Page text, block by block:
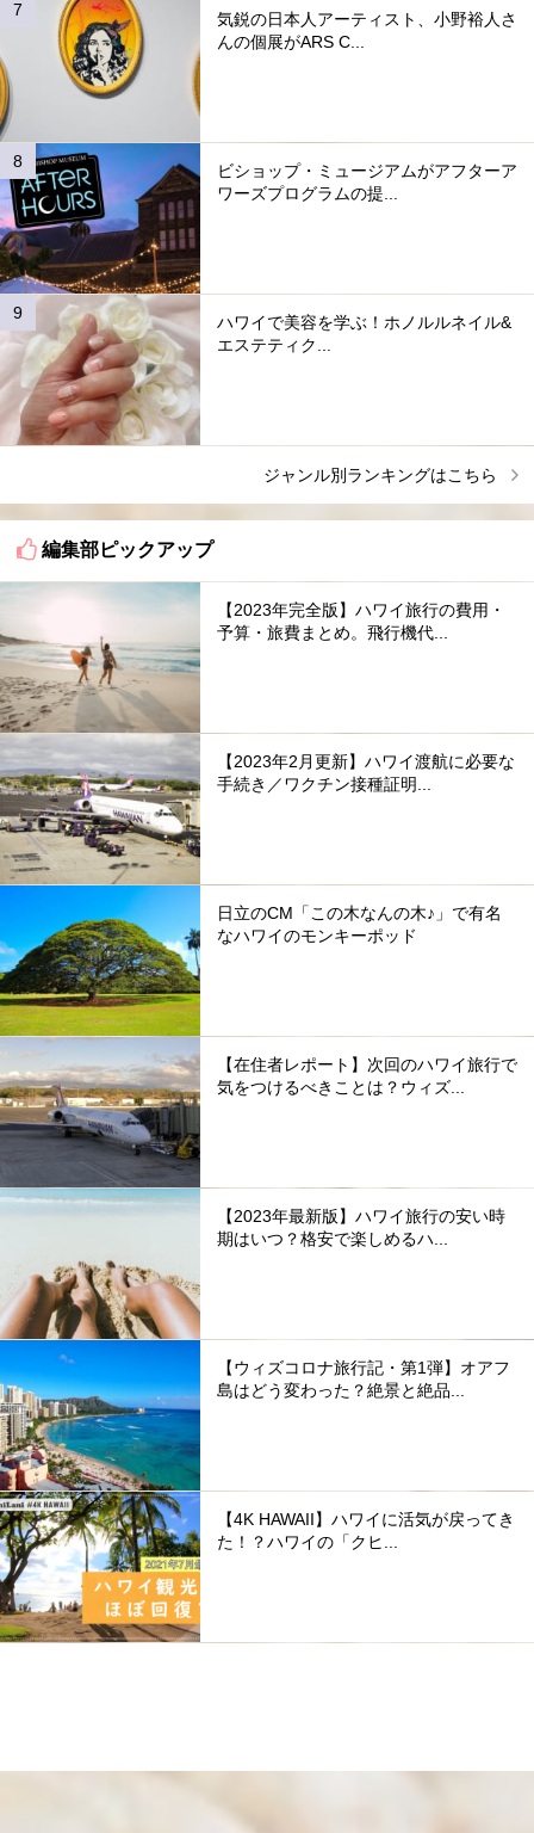
気鋭の日本人アーティスト、小野裕人さ
んの個展がARS C...
ビショップ・ミュージアムがアフターア
ワーズプログラムの提...
ハワイで美容を学ぶ！ホノルルネイル&
エステティク...
ジャンル別ランキングはこちら
編集部ピックアップ
【2023年完全版】ハワイ旅行の費用・
予算・旅費まとめ。飛行機代...
【2023年2月更新】ハワイ渡航に必要な
手続き／ワクチン接種証明...
日立のCM「この木なんの木♪」で有名
なハワイのモンキーポッド
【在住者レポート】次回のハワイ旅行で
気をつけるべきことは？ウィズ...
【2023年最新版】ハワイ旅行の安い時
期はいつ？格安で楽しめるハ...
【ウィズコロナ旅行記・第1弾】オアフ
島はどう変わった？絶景と絶品...
【4K HAWAII】ハワイに活気が戻ってき
た！？ハワイの「クヒ...